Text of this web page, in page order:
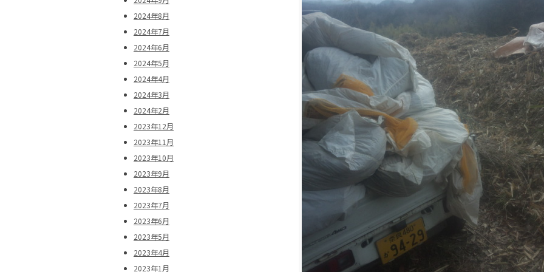
2024年8月
2024年7月
2024年6月
2024年5月
2024年4月
2024年3月
2024年2月
2023年12月
2023年11月
2023年10月
2023年9月
2023年8月
2023年7月
2023年6月
2023年5月
2023年4月
2023年1月